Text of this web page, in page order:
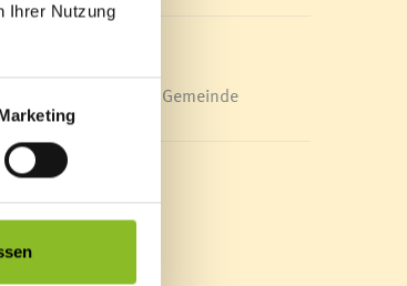
Ihrer Nutzung
Energieeffiziente Gemeinde